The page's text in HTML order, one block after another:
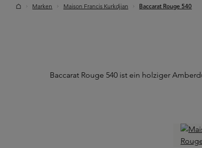
Marken Maison Francis Kurkdjian Baccarat Rouge 540
Baccarat Rouge 540 ist ein holziger